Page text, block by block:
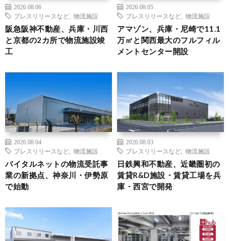
2026.08.06
プレスリリースなど
物流施設
阪急阪神不動産、兵庫・川西
と京都の2カ所で物流施設竣
工
2026.08.05
プレスリリースなど
物流施設
アマゾン、兵庫・尼崎で11.1
万㎡と関西最大のフルフィル
メントセンター開設
2026.08.04
プレスリリースなど
物流施設
バイタルネットの物流受託事
業の新拠点、神奈川・伊勢原
で始動
2026.08.03
プレスリリースなど
物流施設
日鉄興和不動産、近畿圏初の
賃貸R&D施設・賃貸工場を兵
庫・西宮で開発